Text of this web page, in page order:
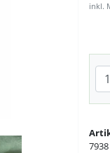
inkl.
7938